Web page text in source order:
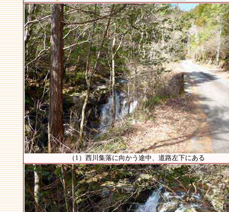
（1）西川集落に向かう途中、道路左下にある